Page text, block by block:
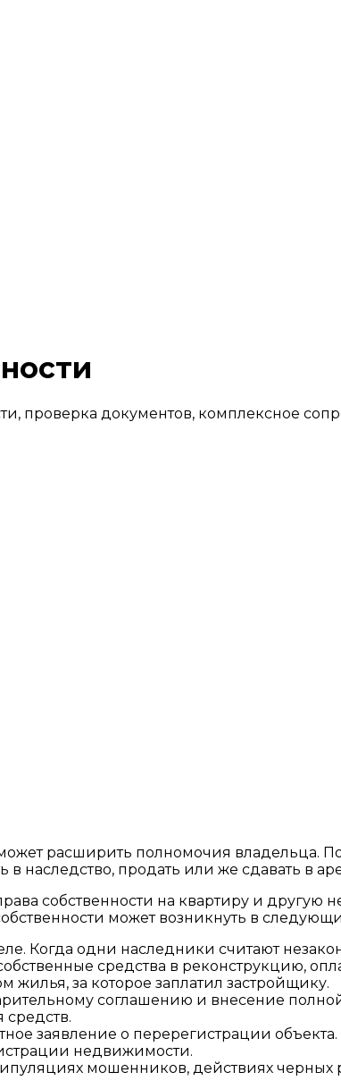
документов, комплексное
расширить полномочия владельца.
наследство, продать или же сдавать в
собственности на квартиру и другую
может возникнуть в
Когда одни наследники считают
средства в реконструкцию,
жилья, за которое заплатил застройщику.
соглашению и внесение
заявление о перерегистрации объекта.
недвижимости.
мошенников, действиях черных